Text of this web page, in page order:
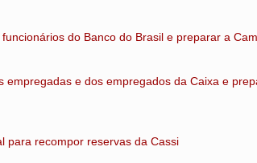
do Banco do Brasil e preparar a
empregadas e dos empregados da Caixa e
para recompor reservas da Cassi